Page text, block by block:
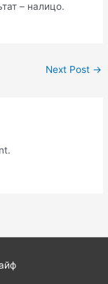
– налицо.
Next Post →